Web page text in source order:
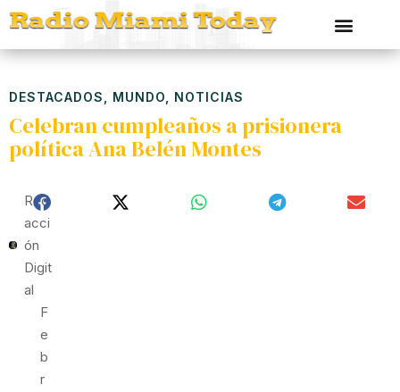
DESTACADOS MUNDO NOTICIAS
Celebran cumpleaños a prisionera
política Ana Belén Montes
Red
Acci
Ón
Digit
Al
F
E
B
R